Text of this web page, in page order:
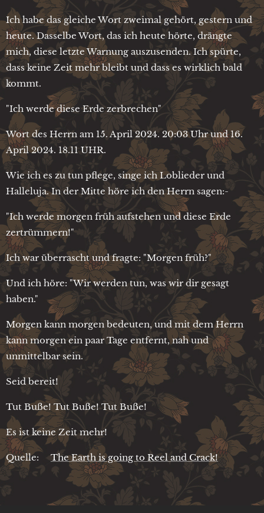
Ich habe das gleiche Wort zweimal gehört, gestern und
heute. Dasselbe Wort, das ich heute hörte, drängte
mich, diese letzte Warnung auszusenden. Ich spürte,
dass keine Zeit mehr bleibt und dass es wirklich bald
kommt.
"Ich werde diese Erde zerbrechen"
Wort des Herrn am 15. April 2024. 20:03 Uhr und 16.
April 2024. 18.11 UHR.
Wie ich es zu tun pflege, singe ich Loblieder und
Halleluja. In der Mitte höre ich den Herrn sagen:-
"Ich werde morgen früh aufstehen und diese Erde
zertrümmern!"
Ich war überrascht und fragte: "Morgen früh?"
Und ich höre: "Wir werden tun, was wir dir gesagt
haben."
Morgen kann morgen bedeuten, und mit dem Herrn
kann morgen ein paar Tage entfernt, nah und
unmittelbar sein.
Seid bereit!
Tut Buße! Tut Buße! Tut Buße!
Es ist keine Zeit mehr!
Quelle:The Earth is going to Reel and Crack!